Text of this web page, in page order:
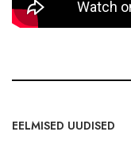
EELMISED UUDISED